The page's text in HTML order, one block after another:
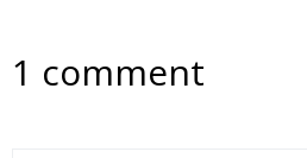
1 comment